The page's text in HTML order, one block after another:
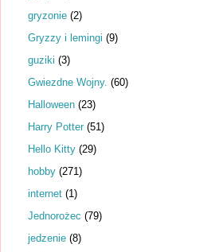
gryzonie (2)
Gryzzy i lemingi (9)
guziki (3)
Gwiezdne Wojny. (60)
Halloween (23)
Harry Potter (51)
Hello Kitty (29)
hobby (271)
internet (1)
Jednorożec (79)
jedzenie (8)